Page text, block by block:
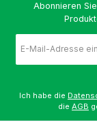
Abonnieren
Mail-
*
Ich habe die
die AGB